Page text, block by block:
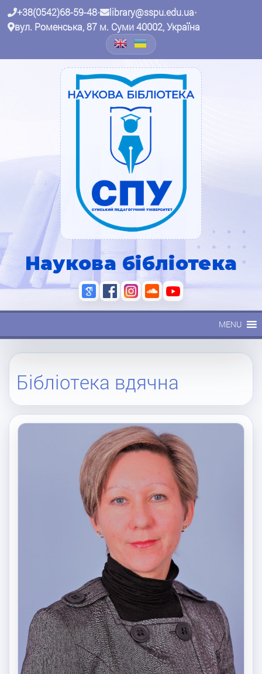
+38(0542)68-59-48• library@sspu.edu.ua•
вул. Роменська, 87 м. Суми 40002, Україна
Наукова бібліотека
MENU
Бібліотека вдячна